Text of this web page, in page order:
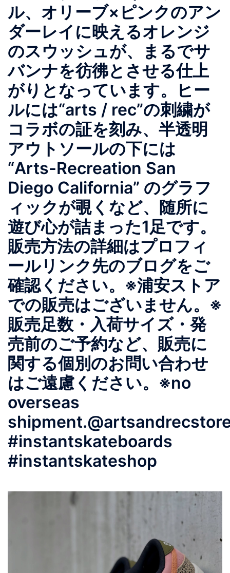
ル、オリーブ×ピンクのアン
ダーレイに映えるオレンジ
のスウッシュが、まるでサ
バンナを彷彿とさせる仕上
がりとなっています。ヒー
ルには“arts / rec”の刺繍が
コラボの証を刻み、半透明
アウトソールの下には
“Arts-Recreation San
Diego California” のグラフ
ィックが覗くなど、随所に
遊び心が詰まった1足です。
販売方法の詳細はプロフィ
ールリンク先のブログをご
確認ください。※浦安ストア
での販売はございません。※
販売足数・入荷サイズ・発
売前のご予約など、販売に
関する個別のお問い合わせ
はご遠慮ください。※no
overseas
#instantskateboards
#instantskateshop